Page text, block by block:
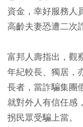
資金，幸好服務人
高齡夫妻恐遭二次
富邦人壽指出，觀
年紀較長、獨居，
長者，當詐騙集團
就對外人有信任感
拐民眾受騙上當。